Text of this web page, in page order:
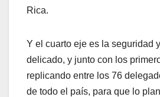
Rica.
Y el cuarto eje es la seguridad
delicado, y junto con los
replicando entre los 76
de todo el país, para que lo